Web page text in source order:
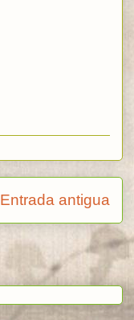
Entrada antigua